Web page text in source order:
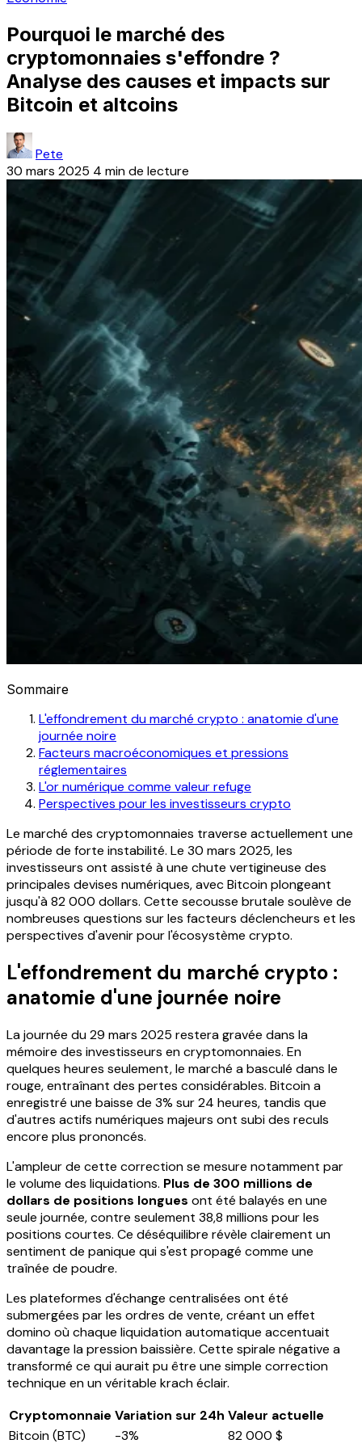
Pourquoi le marché des
cryptomonnaies s'effondre ?
Analyse des causes et impacts sur
Bitcoin et altcoins
Pete
30 mars 2025 4 min de lecture
Sommaire
L'effondrement du marché crypto : anatomie d'une
journée noire
Facteurs macroéconomiques et pressions
réglementaires
L'or numérique comme valeur refuge
Perspectives pour les investisseurs crypto
Le marché des cryptomonnaies traverse actuellement une
période de forte instabilité. Le 30 mars 2025, les
investisseurs ont assisté à une chute vertigineuse des
principales devises numériques, avec Bitcoin plongeant
jusqu'à 82 000 dollars. Cette secousse brutale soulève de
nombreuses questions sur les facteurs déclencheurs et les
perspectives d'avenir pour l'écosystème crypto.
L'effondrement du marché crypto :
anatomie d'une journée noire
La journée du 29 mars 2025 restera gravée dans la
mémoire des investisseurs en cryptomonnaies. En
quelques heures seulement, le marché a basculé dans le
rouge, entraînant des pertes considérables. Bitcoin a
enregistré une baisse de 3% sur 24 heures, tandis que
d'autres actifs numériques majeurs ont subi des reculs
encore plus prononcés.
L'ampleur de cette correction se mesure notamment par
le volume des liquidations. Plus de 300 millions de
dollars de positions longues ont été balayés en une
seule journée, contre seulement 38,8 millions pour les
positions courtes. Ce déséquilibre révèle clairement un
sentiment de panique qui s'est propagé comme une
traînée de poudre.
Les plateformes d'échange centralisées ont été
submergées par les ordres de vente, créant un effet
domino où chaque liquidation automatique accentuait
davantage la pression baissière. Cette spirale négative a
transformé ce qui aurait pu être une simple correction
technique en un véritable krach éclair.
Cryptomonnaie Variation sur 24h Valeur actuelle
Bitcoin (BTC)
-3%
82 000 $